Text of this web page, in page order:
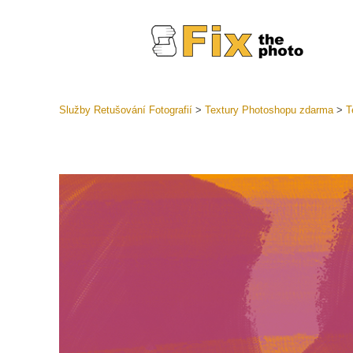
Služby
LR
nabídek
Mobilní
Služby Retušování Fotografií> Textury Photoshopu zdarma>